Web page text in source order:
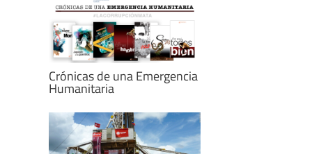
Crónicas de una Emergencia
Humanitaria